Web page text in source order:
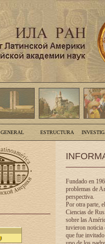
GENERAL ESTRUCTURA
Fundado en
problemas de
perspectiva.
Por otra parte,
Ciencias de
sobre las
tuvieron noticia
que fue